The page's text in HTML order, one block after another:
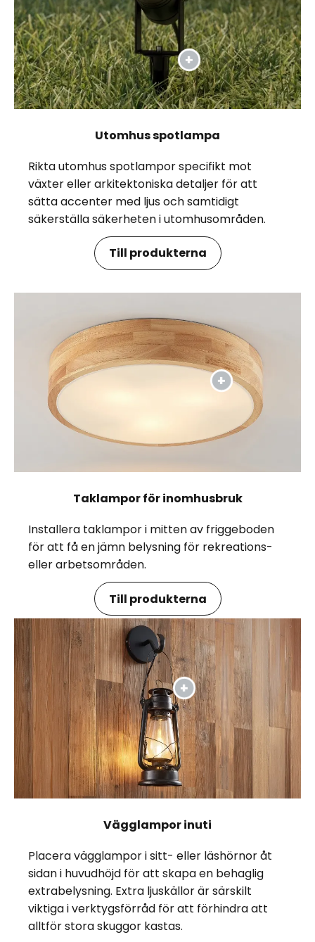
Utomhus spotlampa
Rikta utomhus spotlampor specifikt mot
växter eller arkitektoniska detaljer för att
sätta accenter med ljus och samtidigt
säkerställa säkerheten i utomhusområden.
Till produkterna
Taklampor för inomhusbruk
Installera taklampor i mitten av friggeboden
för att få en jämn belysning för rekreations-
eller arbetsområden.
Till produkterna
Vägglampor inuti
Placera vägglampor i sitt- eller läshörnor åt
sidan i huvudhöjd för att skapa en behaglig
extrabelysning. Extra ljuskällor är särskilt
viktiga i verktygsförråd för att förhindra att
alltför stora skuggor kastas.